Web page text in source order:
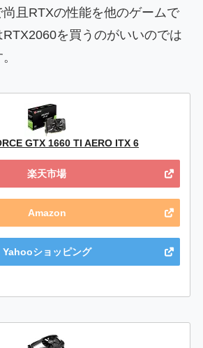
且RTXの性能を他のゲームで
を買うのがいいのでは
GTX 1660 TI AERO ITX 6
楽天市場
Amazon
Yahooショッピング